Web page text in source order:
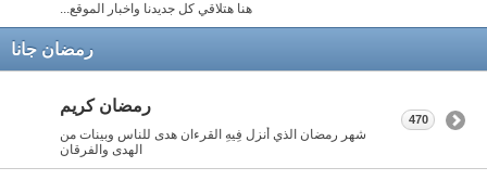
هنا هتلاقي كل جديدنا واخبار الموقع...
رمضان جانا
رمضان كريم
شهر رمضان الذي أنزل فِيهِ القرءان هدى للناس وبينات من
الهدى والفرقان
470